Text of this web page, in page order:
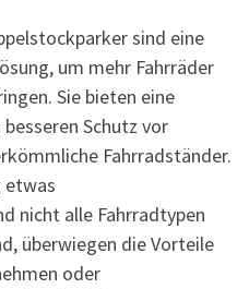
sind eine
um mehr Fahrräder
Sie bieten eine
Schutz vor
Fahrradständer.
etwas
nicht alle Fahrradtypen
überwiegen die Vorteile
oder